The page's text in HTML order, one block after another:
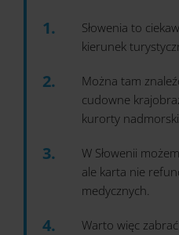
Słowenia to
kierunek
Można tam
cudowne
kurorty
W Słowenii
ale karta nie
medycznych.
Warto więc